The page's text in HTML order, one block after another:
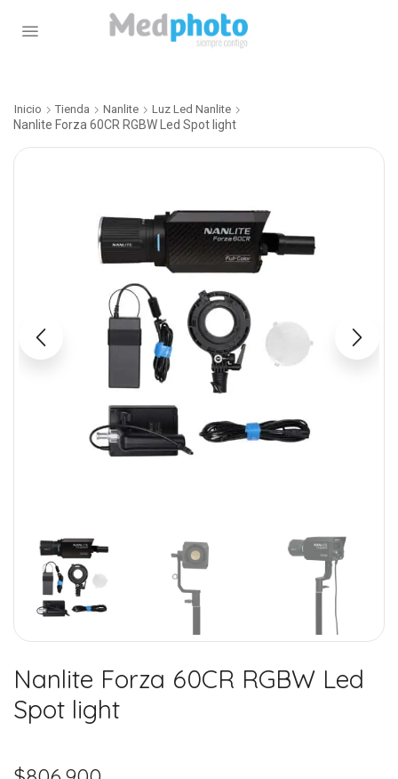
Inicio Tienda Nanlite Luz Led Nanlite
Nanlite Forza 60CR RGBW Led Spot light
Nanlite Forza 60CR RGBW Led
Spot light